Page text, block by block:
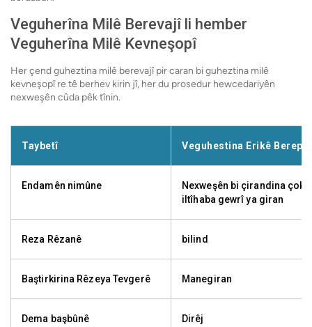
Veguherîna Milê Berevajî li hember
Veguherîna Milê Kevneşopî
Her çend guheztina milê berevajî pir caran bi guheztina milê
kevneşopî re tê berhev kirin jî, her du prosedur hewcedariyên
nexweşên cûda pêk tînin.
Taybetî Veguhestina Erikê
Endamên nimûne
Nexweşên bi çirandina
iltîhaba gewrî ya giran
Reza Rêzanê bilind
Baştirkirina Rêzeya Tevgerê Manegiran
Dema başbûnê Dirêj